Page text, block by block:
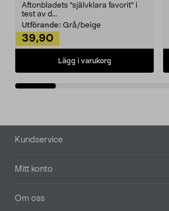
Aftonbladets "självklara favorit” i
test av d...
Utförande: Grå/beige
39,90
Lägg i varukorg
Sidfot
Kundservice
Mitt konto
Om oss